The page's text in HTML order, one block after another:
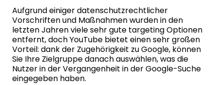
Aufgrund einiger datenschutzrechtlicher
Vorschriften und Maßnahmen wurden in den
letzten Jahren viele sehr gute targeting Optionen
entfernt, doch YouTube bietet einen sehr großen
Vorteil: dank der Zugehörigkeit zu Google, können
Sie Ihre Zielgruppe danach auswählen, was die
Nutzer in der Vergangenheit in der Google-Suche
eingegeben haben.